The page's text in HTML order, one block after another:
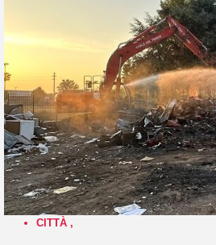
CITTÀ ,